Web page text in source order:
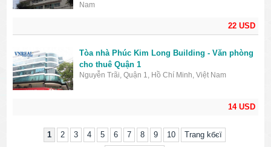
22 USD
Nam
14 USD
Tòa nhà Phúc Kim Long Building - Văn phòng
cho thuê Quận 1
Nguyễn Trãi, Quận 1, Hồ Chí Minh, Việt Nam
1 2 3 4 5 6 7 8 9 10
Trang kбєї